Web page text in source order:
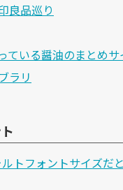
良品巡り
ている醤油のまとめサ
ラリ
トフォントサイズだ